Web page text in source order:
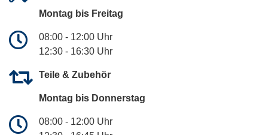
Montag bis Freitag
08:00 - 12:00 Uhr
12:30 - 16:30 Uhr
Teile & Zubehör
Montag bis Donnerstag
08:00 - 12:00 Uhr